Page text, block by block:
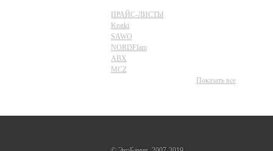
ПРАЙС-ЛИСТЫ
Kratki
SAWO
NORDFlam
ABX
MCZ
Показать все